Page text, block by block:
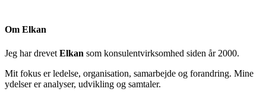
Om Elkan
Jeg har drevet Elkan som konsulentvirksomhed siden år 2000.
Mit fokus er ledelse, organisation, samarbejde og forandring. Mine
ydelser er analyser, udvikling og samtaler.